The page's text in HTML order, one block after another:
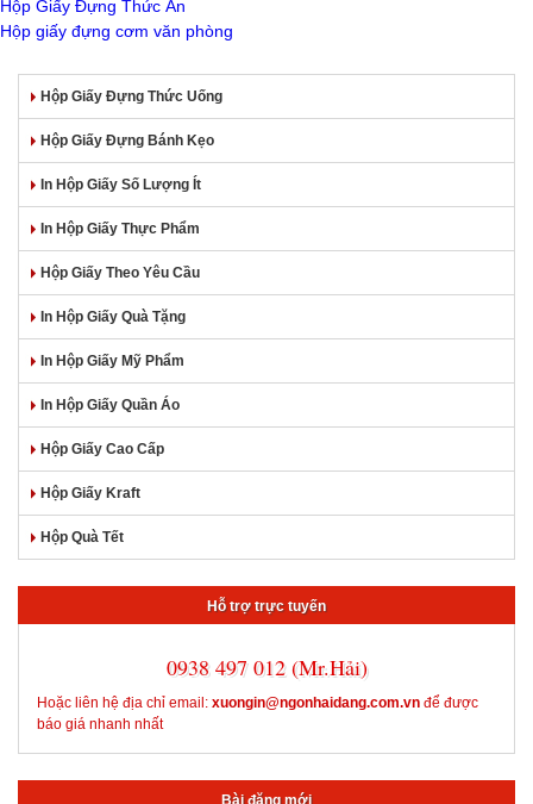
Hộp Giấy Đựng Thức Ăn
Hộp giấy đựng cơm văn phòng
Hộp Giấy Đựng Thức Uống
Hộp Giấy Đựng Bánh Kẹo
In Hộp Giấy Số Lượng Ít
In Hộp Giấy Thực Phẩm
Hộp Giấy Theo Yêu Cầu
In Hộp Giấy Quà Tặng
In Hộp Giấy Mỹ Phẩm
In Hộp Giấy Quần Áo
Hộp Giấy Cao Cấp
Hộp Giấy Kraft
Hộp Quà Tết
Hỗ trợ trực tuyến
0938 497 012 (Mr.Hải)
Hoặc liên hệ địa chỉ email: xuongin@ngonhaidang.com.vn để được
báo giá nhanh nhất
Bài đăng mới